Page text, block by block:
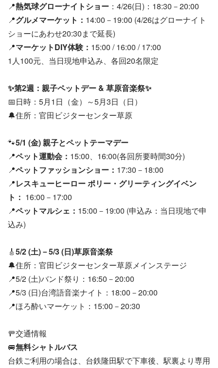
📍熱気球グローナイトショー ：4/26(日)：18:30－20:00
📍グルメマーケット： 14:00－19:00 (4/26はグローナイト
ショーにあわせ20:30まで延長)
📍マーケットDIY体験： 15:00 / 16:00 / 17:00
1人100元、当日現地申込み、各回20名限定
✨第2週：親子ペットデー & 草原音楽祭✨
📅日時：5月1日（金）～5月3日（日）
🔔住所：官田ビジターセンター草原
🐾5/1 (金) 親子とペットテーマデー
📍ペット運動会： 15:00、16:00(各回所要時間30分)
📍ペットファッションショー： 17:30－18:00
📍レスキューヒーロー ポリー・グリーティングイベン
ト： 16:00－17:00
📍ペットマルシェ： 15:00－19:00 (申込み：当日現地で申
込み)
🎸5/2 (土)－5/3 (日)草原音楽祭
🔔住所：官田ビジターセンター草原メインステージ
📍5/2 (土)バンド祭り：16:50－20:00
📍5/3 (日)台湾語音楽ナイト：18:00－20:00
📍ほろ酔いマーケット：15:00－20:30
🚥交通情報
🚐無料シャトルバス
台鉄ご利用の場合は、台鉄隆田駅で下車後、駅裏より専用